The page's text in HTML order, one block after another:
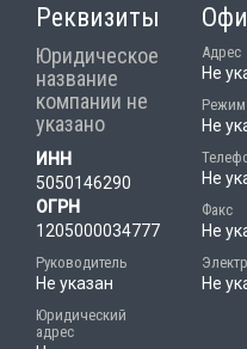
Реквизиты
Юридическое
название
компании не
указано
ИНН
5050146290
ОГРН
1205000034777
Руководитель
Не указан
Юридический
адрес
Адрес
Не
Режим
Не
Не
Факс
Не
Не